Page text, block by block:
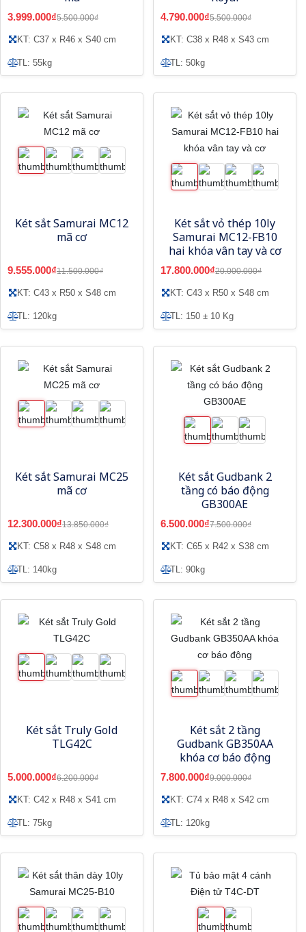
3.999.000₫5.500.000₫
KT: C37 x R46 x S40 cm
TL: 55kg
4.790.000₫5.500.000₫
KT: C38 x R48 x S43 cm
TL: 50kg
Két sắt Samurai MC12
mã cơ
9.555.000₫11.500.000₫
KT: C43 x R50 x S48 cm
TL: 120kg
Két sắt vỏ thép 10ly
Samurai MC12-FB10
hai khóa vân tay và cơ
17.800.000₫20.000.000₫
KT: C43 x R50 x S48 cm
TL: 150 ± 10 Kg
Két sắt Samurai MC25
mã cơ
12.300.000₫13.850.000₫
KT: C58 x R48 x S48 cm
TL: 140kg
Két sắt Gudbank 2
tầng có báo động
GB300AE
6.500.000₫7.500.000₫
KT: C65 x R42 x S38 cm
TL: 90kg
Két sắt Truly Gold
TLG42C
5.000.000₫6.200.000₫
KT: C42 x R48 x S41 cm
TL: 75kg
Két sắt 2 tầng
Gudbank GB350AA
khóa cơ báo động
7.800.000₫9.000.000₫
KT: C74 x R48 x S42 cm
TL: 120kg